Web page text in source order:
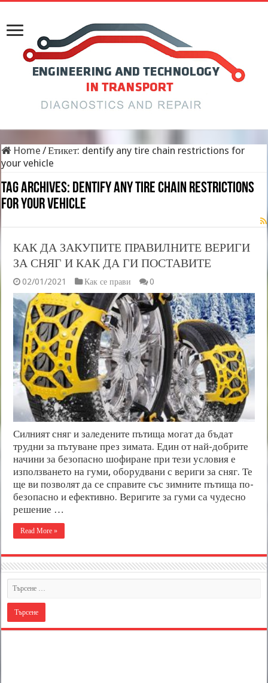
Home /Етикет: dentify any tire chain restrictions for
your vehicle
Tag Archives: dentify any tire chain restrictions
for your vehicle
КАК ДА ЗАКУПИТЕ ПРАВИЛНИТЕ ВЕРИГИ
ЗА СНЯГ И КАК ДА ГИ ПОСТАВИТЕ
02/01/2021 Как се прави 0
Силният сняг и заледените пътища могат да бъдат
трудни за пътуване през зимата. Един от най-добрите
начини за безопасно шофиране при тези условия е
използването на гуми, оборудвани с вериги за сняг. Те
ще ви позволят да се справите със зимните пътища по-
безопасно и ефективно. Веригите за гуми са чудесно
решение …
Read More »